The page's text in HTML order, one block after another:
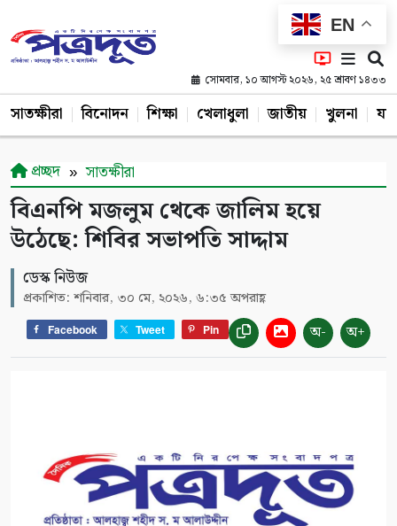
EN
সোমবার, ১০ আগস্ট ২০২৬, ২৫ শ্রাবণ ১৪৩৩
সাতক্ষীরা বিনোদন শিক্ষা খেলাধুলা জাতীয় খুলনা
প্রচ্ছদ সাতক্ষীরা
বিএনপি মজলুম থেকে জালিম হয়ে
উঠেছে: শিবির সভাপতি সাদ্দাম
ডেস্ক নিউজ
প্রকাশিত: শনিবার, ৩০ মে, ২০২৬, ৬:৩৫ অপরাহ্ণ
Facebook Tweet Pin অ- অ+